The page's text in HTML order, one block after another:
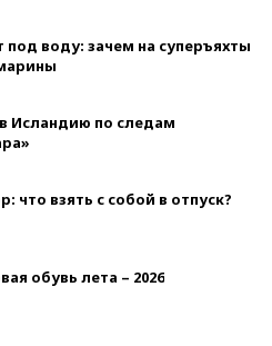
под воду: зачем на суперъяхты
Исландию по следам
что взять с собой в отпуск?
обувь лета – 2026